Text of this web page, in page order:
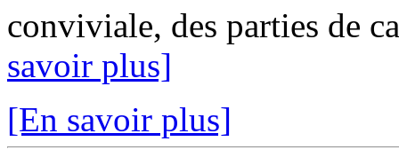
conviviale, des parties de
savoir plus]
[En savoir plus]